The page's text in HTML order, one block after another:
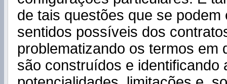
de tais questões que se podem
sentidos possíveis dos
problematizando os termos em
são construídos e identificando